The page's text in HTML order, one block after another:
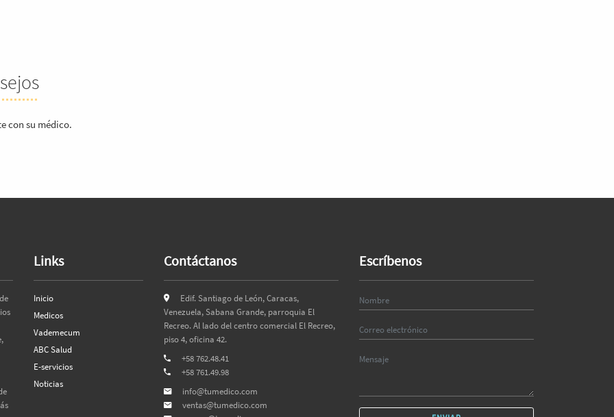
con su médico.
Links
Inicio
Medicos
Vademecum
ABC Salud
E-servicios
Noticias
Contáctanos
Edif. Santiago de León, Caracas,
Venezuela, Sabana Grande, parroquia El
Recreo. Al lado del centro comercial El Recreo,
piso 4, oficina 42.
+58 762.48.41
+58 761.49.98
info@tumedico.com
ventas@tumedico.com
Escríbenos